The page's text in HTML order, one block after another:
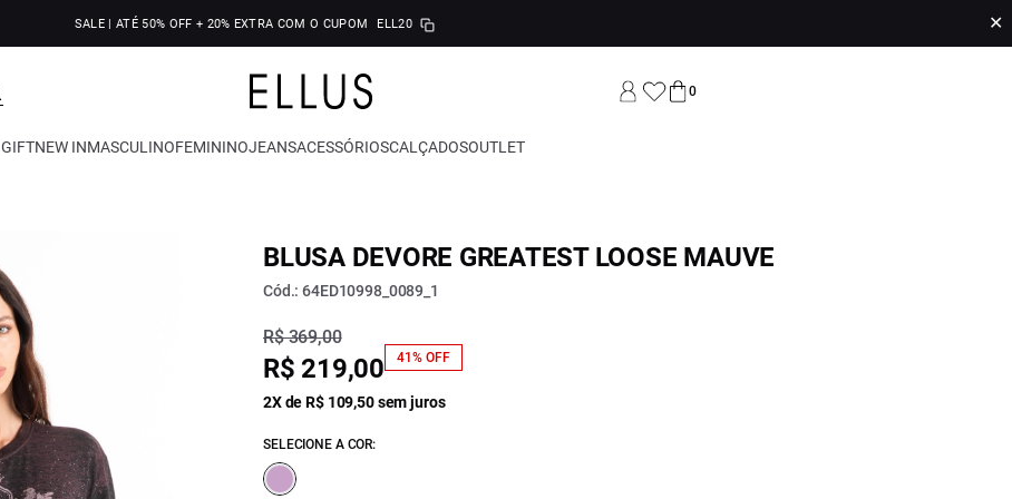
SALE | ATÉ 50% OFF + 20% EXTRA COM O CUPOM ELL20 ✕
0
GIFTNEW INMASCULINOFEMININOJEANSACESSÓRIOSCALÇADOSOUTLET
BLUSA DEVORE GREATEST LOOSE MAUVE
Cód.: 64ED10998_0089_1
R$ 369,00
R$ 219,00 41% OFF
2X de R$ 109,50 sem juros
SELECIONE A COR: